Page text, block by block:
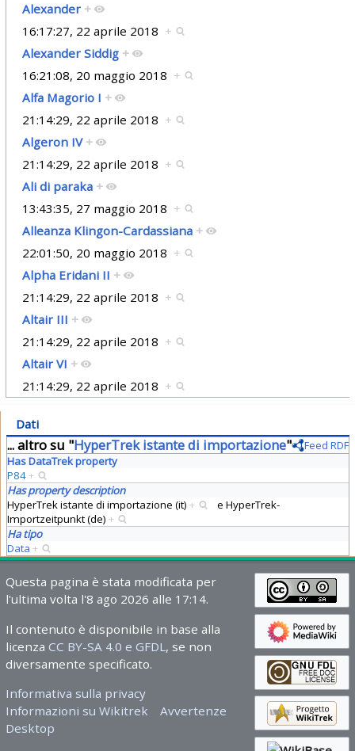
Alexander +
16:17:27, 22 aprile 2018 +
Alexander Siddig +
16:21:08, 20 maggio 2018 +
Alfa Magorio I +
21:14:29, 22 aprile 2018 +
Algeron IV +
21:14:29, 22 aprile 2018 +
Ali di paraka +
13:43:35, 27 maggio 2018 +
Alleanza Klingon-Cardassiana +
22:01:50, 20 maggio 2018 +
Alpha Eridani II +
21:14:29, 22 aprile 2018 +
Altair III +
21:14:29, 22 aprile 2018 +
Altair VI +
21:14:29, 22 aprile 2018 +
Dati
... altro su "HyperTrek istante di importazione"
Feed RDF
Has DataTrek property
P84+
Has property description
HyperTrek istante di importazione (it) + e HyperTrek-
Importzeitpunkt (de) +
Ha tipo
Data +
Questa pagina è stata modificata per
l'ultima volta l'8 ago 2026 alle 17:14.
Il contenuto è disponibile in base alla
licenza CC BY-SA 4.0 e GFDL , se non
diversamente specificato.
Informativa sulla privacy
Informazioni su Wikitrek
Avvertenze
Desktop